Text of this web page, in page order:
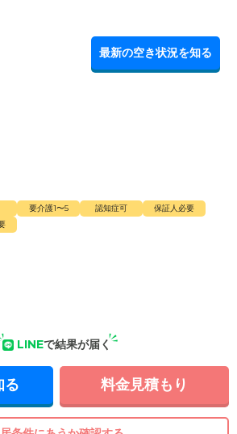
最新の空き状況を知る
要介護1〜5 認知症可
保証人必要
LINEで結果が届く
る 料金見積もり